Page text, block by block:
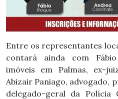
Entre os representantes
contará ainda com
imóveis em Palmas, ex-
Abizair Paniago, advogado,
delegado-geral da